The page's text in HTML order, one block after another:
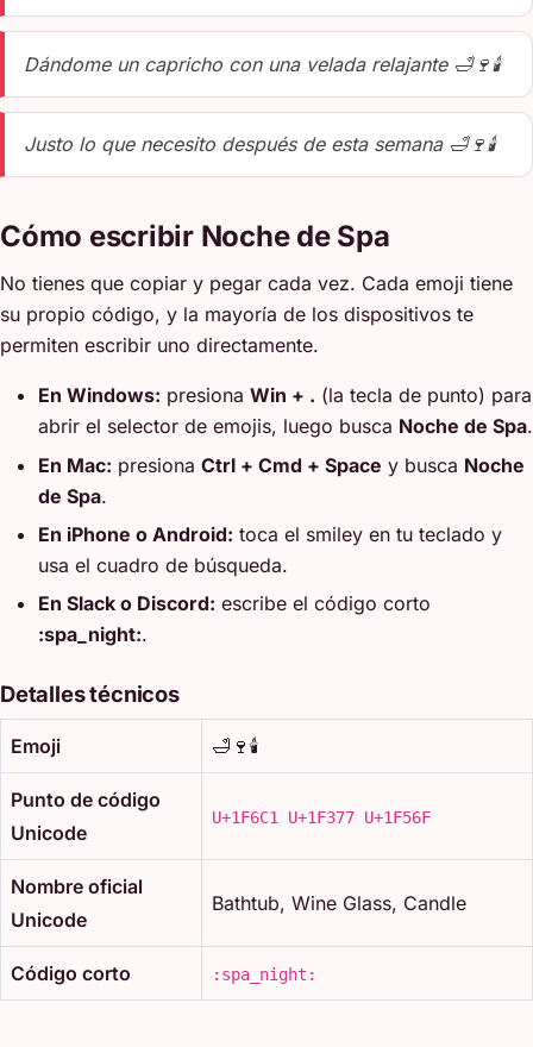
Dándome un capricho con una velada relajante 🛁🍷🕯️
Justo lo que necesito después de esta semana 🛁🍷🕯️
Cómo escribir Noche de Spa
No tienes que copiar y pegar cada vez. Cada emoji tiene
su propio código, y la mayoría de los dispositivos te
permiten escribir uno directamente.
En Windows: presiona Win + . (la tecla de punto) para
abrir el selector de emojis, luego busca Noche de Spa.
En Mac: presiona Ctrl + Cmd + Space y busca Noche
de Spa.
En iPhone o Android: toca el smiley en tu teclado y
usa el cuadro de búsqueda.
En Slack o Discord: escribe el código corto
:spa_night:.
Detalles técnicos
Emoji 🛁🍷🕯️
Punto de código
Unicode
U+1F6C1 U+1F377 U+1F56F
Nombre oficial
Unicode
Bathtub, Wine Glass, Candle
Código corto :spa_night: